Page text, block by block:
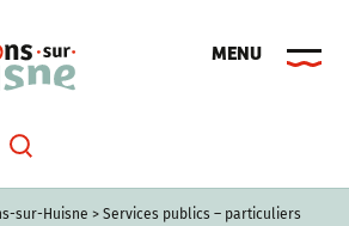
sur-Huisne > Services publics – particuliers